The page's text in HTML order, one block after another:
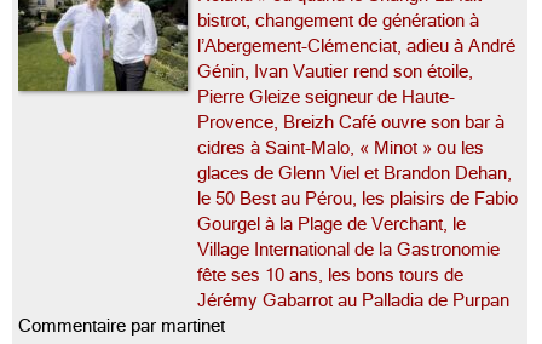
bistrot, changement de génération à
l’Abergement-Clémenciat, adieu à André
Génin, Ivan Vautier rend son étoile,
Pierre Gleize seigneur de Haute-
Provence, Breizh Café ouvre son bar à
cidres à Saint-Malo, « Minot » ou les
glaces de Glenn Viel et Brandon Dehan,
le 50 Best au Pérou, les plaisirs de Fabio
Gourgel à la Plage de Verchant, le
Village International de la Gastronomie
fête ses 10 ans, les bons tours de
Jérémy Gabarrot au Palladia de Purpan
Commentaire par martinet